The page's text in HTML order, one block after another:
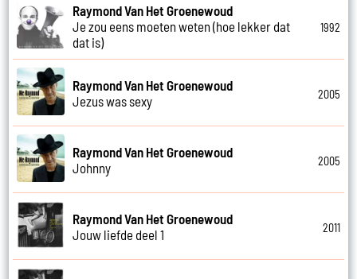
Raymond Van Het Groenewoud
Je zou eens moeten weten (hoe lekker dat
dat is)
1992
Raymond Van Het Groenewoud
Jezus was sexy
2005
Raymond Van Het Groenewoud
Johnny
2005
Raymond Van Het Groenewoud
Jouw liefde deel 1
2011